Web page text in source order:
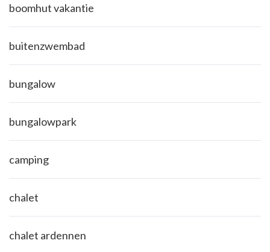
boomhut vakantie
buitenzwembad
bungalow
bungalowpark
camping
chalet
chalet ardennen